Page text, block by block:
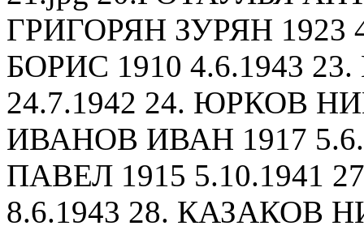
ГРИГОРЯН ЗУРЯН 1923
БОРИС 1910 4.6.1943
24.7.1942 24. ЮРКОВ
ИВАНОВ ИВАН 1917
ПАВЕЛ 1915 5.10.1941
8.6.1943 28. КАЗАКОВ